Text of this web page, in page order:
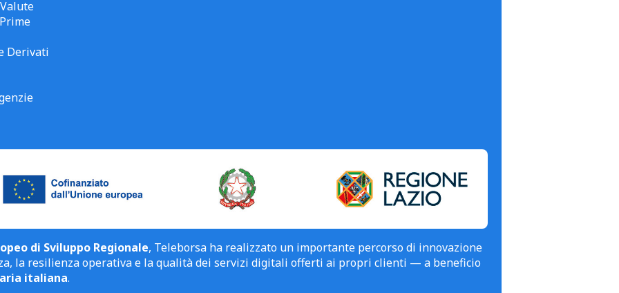
Derivati
di Sviluppo Regionale, Teleborsa ha realizzato un importante percorso di innovazione
la resilienza operativa e la qualità dei servizi digitali offerti ai propri clienti — a beneficio
italiana.